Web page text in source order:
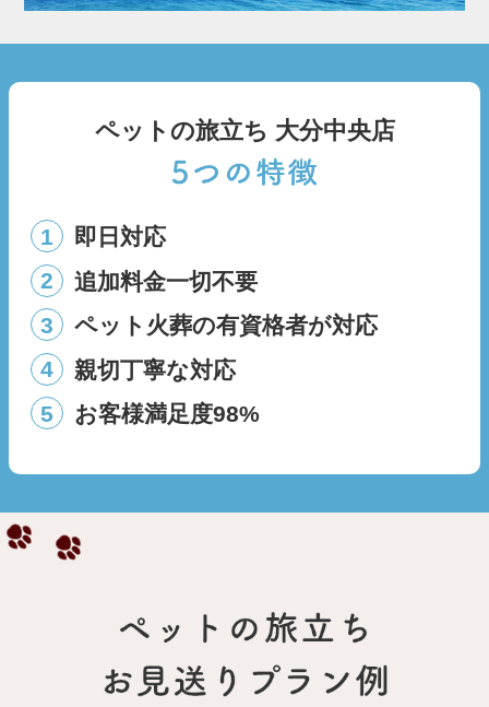
ペットの旅立ち 大分中央店
1
即日対応
2
追加料金一切不要
3
ペット火葬の有資格者が対応
4
親切丁寧な対応
5
お客様満足度98%